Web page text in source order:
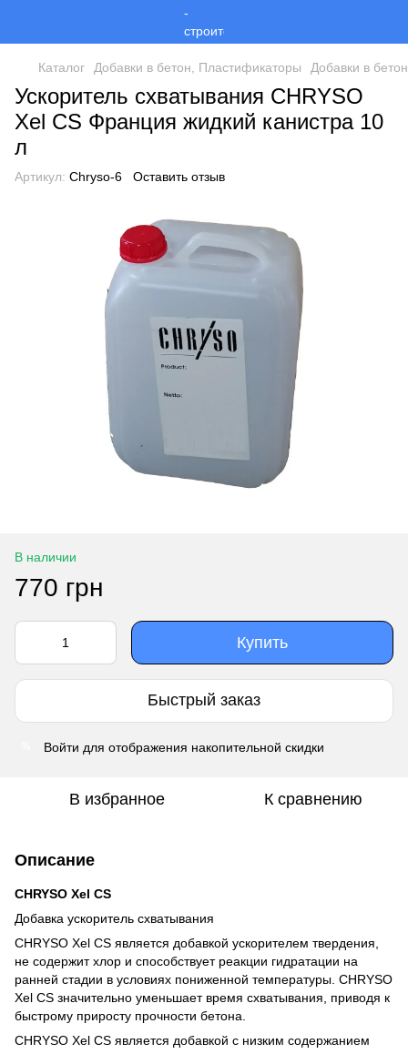
Каталог Добавки в бетон, Пластификаторы Добавки в
Ускоритель схватывания CHRYSO
Xel CS Франция жидкий канистра 10
л
Артикул: Сhryso-6 Оставить отзыв
В наличии
770 грн
Купить
Быстрый заказ
Войти для отображения накопительной скидки
В избранное К сравнению
Описание
CHRYSO Xel CS
Добавка ускоритель схватывания
CHRYSO Xel CS является добавкой ускорителем твердения,
не содержит хлор и способствует реакции гидратации на
ранней стадии в условиях пониженной температуры. CHRYSO
Xel CS значительно уменьшает время схватывания, приводя к
быстрому приросту прочности бетона.
CHRYSO Xel CS является добавкой с низким содержанием